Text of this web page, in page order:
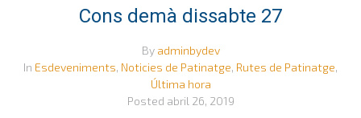
Cons demà dissabte 27
By adminbydev
In Esdeveniments, Noticies de Patinatge, Rutes de Patinatge,
Última hora
Posted abril 26, 2019